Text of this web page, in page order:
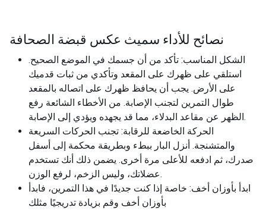
نصائح للأداء سميث عكس قبضة الصحافة
الشكل المناسب: تأكد من أن جسمك في الموضع الصحيح.
استلقي على ظهرك على المقعد وتأكدي من ثبات قدميك
على الأرض. يجب أن يحافظ ظهرك على اتصاله بالمقعد
طوال التمرين لتجنب الإصابة. من الأخطاء الشائعة رفع
الظهر عن مقاعد البدلاء، مما قد يجهده ويؤدي إلى الإصابة.
الحركة الخاضعة للرقابة: تجنب الحركات السريعة
والمتشنجة. أنزل البار ببطء وبطريقة محكمة إلى أسفل
صدرك، ثم ادفعه للأعلى مرة أخرى. يضمن ذلك أنك تستخدم
عضلاتك، وليس الزخم، لرفع الوزن.
ابدأ بأوزان أخف: خاصة إذا كنت جديدًا في هذا التمرين، فابدأ
بأوزان أخف وقم بزيادة تدريجيًا مثلك